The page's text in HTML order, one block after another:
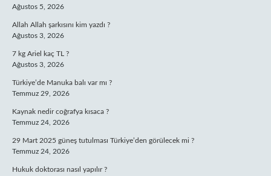
Ağustos 5, 2026
Allah Allah şarkısını kim yazdı ?
Ağustos 3, 2026
7 kg Ariel kaç TL ?
Ağustos 3, 2026
Türkiye’de Manuka balı var mı ?
Temmuz 29, 2026
Kaynak nedir coğrafya kısaca ?
Temmuz 24, 2026
29 Mart 2025 güneş tutulması Türkiye’den görülecek mi ?
Temmuz 24, 2026
Hukuk doktorası nasıl yapılır ?